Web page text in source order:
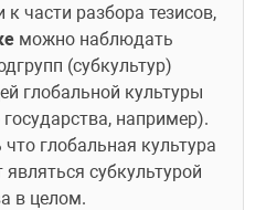
части разбора тезисов,
можно наблюдать
(субкультур)
глобальной культуры
например).
глобальная культура
субкультурой
в целом.